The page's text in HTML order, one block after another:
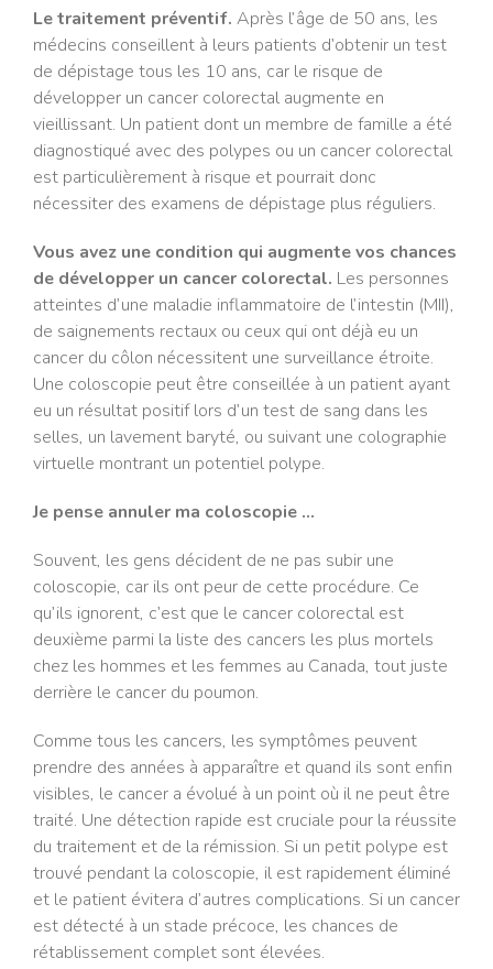
Le traitement préventif. Après l’âge de 50 ans, les
médecins conseillent à leurs patients d’obtenir un test
de dépistage tous les 10 ans, car le risque de
développer un cancer colorectal augmente en
vieillissant. Un patient dont un membre de famille a été
diagnostiqué avec des polypes ou un cancer colorectal
est particulièrement à risque et pourrait donc
nécessiter des examens de dépistage plus réguliers.
Vous avez une condition qui augmente vos chances
de développer un cancer colorectal. Les personnes
atteintes d’une maladie inflammatoire de l’intestin (MII),
de saignements rectaux ou ceux qui ont déjà eu un
cancer du côlon nécessitent une surveillance étroite.
Une coloscopie peut être conseillée à un patient ayant
eu un résultat positif lors d’un test de sang dans les
selles, un lavement baryté, ou suivant une colographie
virtuelle montrant un potentiel polype.
Je pense annuler ma coloscopie …
Souvent, les gens décident de ne pas subir une
coloscopie, car ils ont peur de cette procédure. Ce
qu’ils ignorent, c’est que le cancer colorectal est
deuxième parmi la liste des cancers les plus mortels
chez les hommes et les femmes au Canada, tout juste
derrière le cancer du poumon.
Comme tous les cancers, les symptômes peuvent
prendre des années à apparaître et quand ils sont enfin
visibles, le cancer a évolué à un point où il ne peut être
traité. Une détection rapide est cruciale pour la réussite
du traitement et de la rémission. Si un petit polype est
trouvé pendant la coloscopie, il est rapidement éliminé
et le patient évitera d’autres complications. Si un cancer
est détecté à un stade précoce, les chances de
rétablissement complet sont élevées.